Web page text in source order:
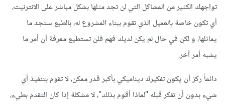
تواجهك الكثير من المشاكل التي لن تجد مثلها بشكل مباشر على الانترنيت،
أي تكون خاصة بالعميل الذي تقوم ببناء المشروع له، بالطبع ستجد ما
يماثلها، و لكن في حال لم يكن لديك فهم فلن تستطيع معرفة أن أمر ما
يشبه أمر آخر.
دائماً ركز أن يكون تفكيرك ديناميكي بأكبر قدر ممكن، لا تقوم بتنفيذ أي
شيء بدون أن تفكر قبله "لماذا أقوم بذلك"، لا مشكلة إذا كان التقدم بطيء،